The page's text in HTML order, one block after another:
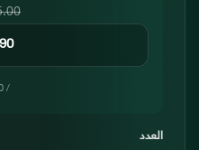
/ 1,000
العدد